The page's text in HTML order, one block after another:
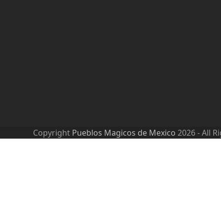
Copyright Pueblos Magicos de Mexico 2026 - All